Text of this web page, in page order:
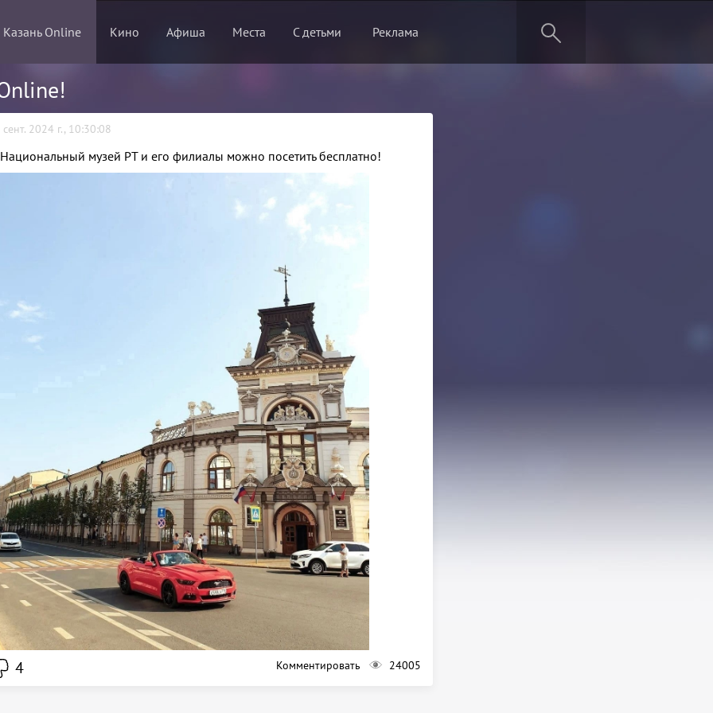
Online Кино Афиша Места С детьми Реклама
2024 г., 10:30:08
музей РТ и его филиалы можно посетить бесплатно!
4 Комментировать 24005